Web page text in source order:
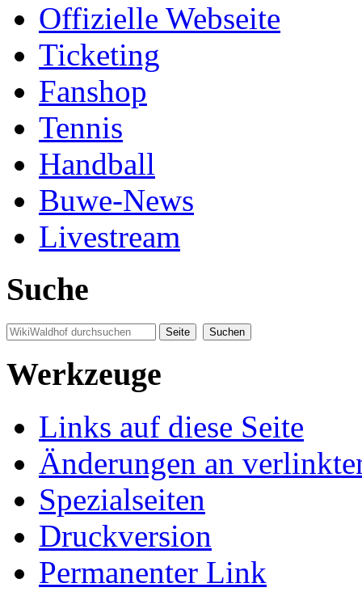
Offizielle Webseite
Ticketing
Fanshop
Tennis
Handball
Buwe-News
Livestream
Suche
Werkzeuge
Links auf diese Seite
Änderungen an
Spezialseiten
Druckversion
Permanenter Link